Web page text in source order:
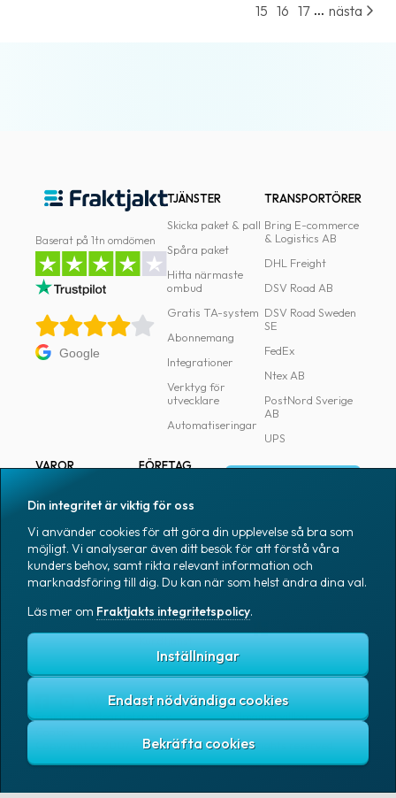
15 16 17 ... nästa
Baserat på 1tn omdömen
Google
TJÄNSTER
Skicka paket & pall
Spåra paket
Hitta närmaste
ombud
Gratis TA-system
Abonnemang
Integrationer
Verktyg för
utvecklare
Automatiseringar
TRANSPORTÖRER
Bring E-commerce
& Logistics AB
DHL Freight
DSV Road AB
DSV Road Sweden
SE
FedEx
Ntex AB
PostNord Sverige
AB
UPS
VAROR
Märkning
Emballage
Emballagetillbehör
Kontorsvaror
FÖRETAG
Pressrum
Medarbetare
Jobb & karriär
Nyhetsarkiv
Blogg
Skapa konto
Fraktjakts integritetspolicy
Allmänna villkor
Copyright © 2007 – 2026 Fraktjakt AB. All rights reserved.
Din integritet är viktig för oss
Vi använder cookies för att göra din upplevelse så bra som
möjligt. Vi analyserar även ditt besök för att förstå våra
kunders behov, samt rikta relevant information och
marknadsföring till dig. Du kan när som helst ändra dina val.
Läs mer om Fraktjakts integritetspolicy.
Inställningar
Endast nödvändiga cookies